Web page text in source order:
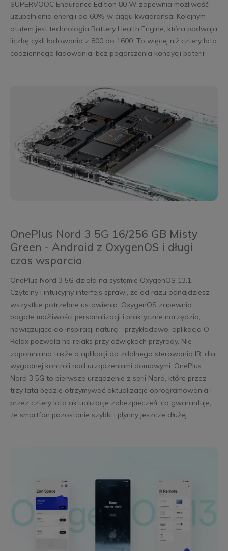
SUPERVOOC Endurance Edition 80 W zapewnia możliwość
uzupełnienia energii do 60% w ciągu kwadransa. Kolejnym
atutem jest technologia Battery Health Engine, która podwaja
liczbę cykli ładowania z 800 do 1600. To więcej niż cztery lata
codziennego ładowania, bez pogorszenia kondycji baterii!
OnePlus Nord 3 5G 16/256 GB Misty
Green - Android z OxygenOS i długi
czas wsparcia
OnePlus Nord 3 5G działa na systemie OxygenOS 13.1.
Czytelny i intuicyjny interfejs sprawi, że od razu odnajdziesz
wszystkie potrzebne ustawienia. OxygenOS zapewnia
bogate możliwości personalizacji i praktyczne narzędzia,
nawiązujące do inspiracji naturą - przykładowo, aplikacja O-
Relax pozwala na relaks przy dźwiękach przyrody. Nie
zapomniano także o aplikacji do zdalnego sterowania IR, dla
wygodnej kontroli nad urządzeniami domowymi. OnePlus
Nord 3 5G to pierwsze urządzenie z serii Nord, które przez
trzy lata będzie otrzymywać aktualizacje oprogramowania i
przez cztery lata aktualizacje zabezpieczeń, co gwarantuje,
że smartfon pozostanie szybki i płynny jeszcze dłużej.